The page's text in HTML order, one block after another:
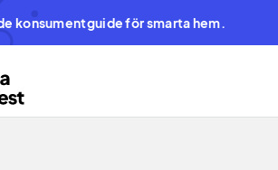
konsumentguide för smarta hem.